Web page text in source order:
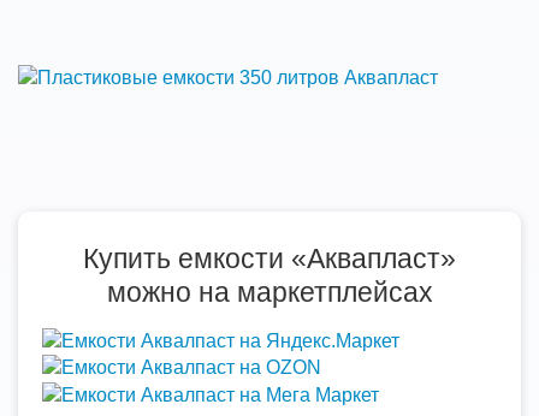
Купить емкости «Аквапласт»
можно на маркетплейсах